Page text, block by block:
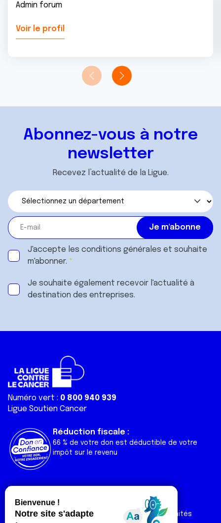
Admin forum
Voir le profil
Abonnez-vous à notre
newsletter
Recevez l’actualité de la Ligue.
J'accepte les conditions générales et souhaite
m'abonner.
Je souhaite également recevoir l'actualité à
destination des entreprises.
Numéro vert : 0 800 940 939
Ligue Soutien Cancer
Réduction fiscale :
66 % de votre don est déductible de votre
impôt sur le revenu
Liens utiles
Nos actualités
Nos publications
Espace Ligue & comités